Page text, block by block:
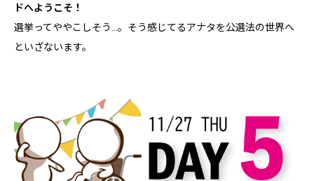
ドへようこそ！
選挙ってややこしそう…。そう感じてるアナタを公選法の世界へ
といざないます。